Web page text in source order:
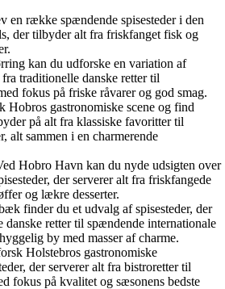
en række spændende spisesteder i den
der tilbyder alt fra friskfanget fisk og
kan du udforske en variation af
fra traditionelle danske retter til
fokus på friske råvarer og god smag.
Hobros gastronomiske scene og find
på alt fra klassiske favoritter til
alt sammen i en charmerende
Hobro Havn kan du nyde udsigten over
der serverer alt fra friskfangede
og lækre desserter.
finder du et udvalg af spisesteder, der
retter til spændende internationale
by med masser af charme.
Holstebros gastronomiske
der serverer alt fra bistroretter til
fokus på kvalitet og sæsonens bedste